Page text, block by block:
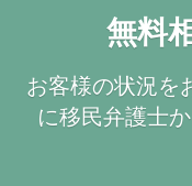
無料
お客様の状況を
に移民弁護士